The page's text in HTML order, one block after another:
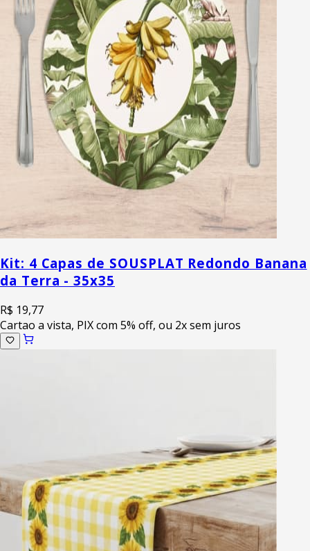
Kit: 4 Capas de SOUSPLAT Redondo Banana
da Terra - 35x35
R$ 19,77
Cartao a vista, PIX com 5% off, ou 2x sem juros